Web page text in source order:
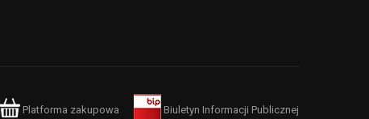
Platforma zakupowa Biuletyn Informacji Publicznej